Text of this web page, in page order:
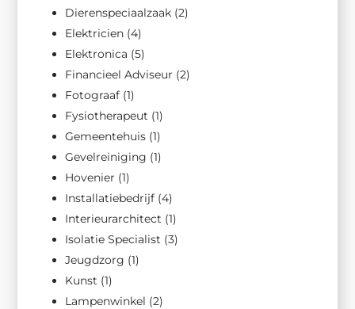
Dierenspeciaalzaak (2)
Elektricien (4)
Elektronica (5)
Financieel Adviseur (2)
Fotograaf (1)
Fysiotherapeut (1)
Gemeentehuis (1)
Gevelreiniging (1)
Hovenier (1)
Installatiebedrijf (4)
Interieurarchitect (1)
Isolatie Specialist (3)
Jeugdzorg (1)
Kunst (1)
Lampenwinkel (2)